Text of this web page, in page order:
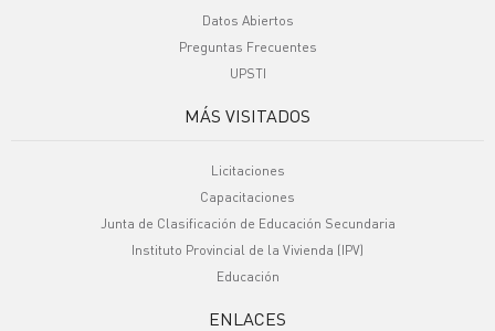
Datos Abiertos
Preguntas Frecuentes
UPSTI
MÁS VISITADOS
Licitaciones
Capacitaciones
Junta de Clasificación de Educación Secundaria
Instituto Provincial de la Vivienda (IPV)
Educación
ENLACES